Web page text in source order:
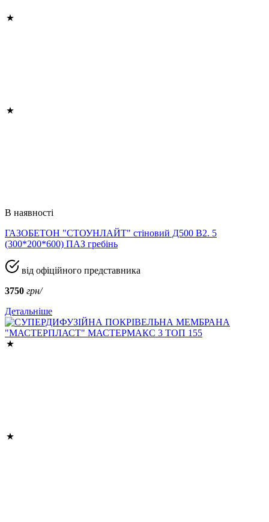
В наявності
ГАЗОБЕТОН "СТОУНЛАЙТ" стіновий Д500 В2. 5
(300*200*600) ПАЗ гребінь
від офіційного представника
3750 грн/
Детальніше